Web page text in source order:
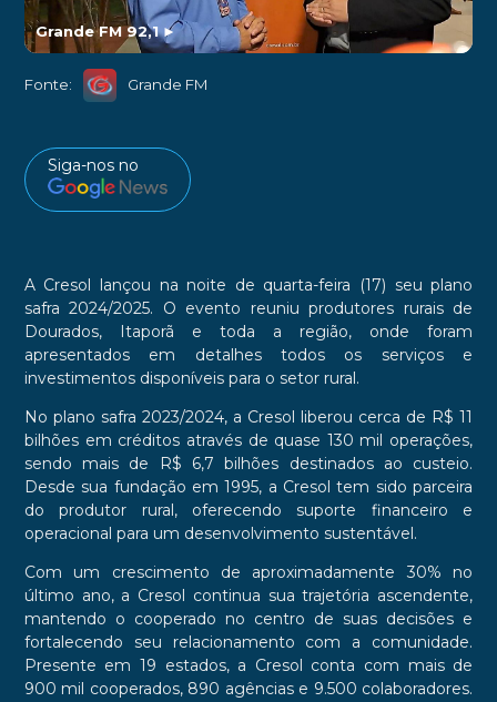
Grande FM 92,1►
Fonte: Grande FM
Siga-nos no
A Cresol lançou na noite de quarta-feira (17) seu plano
safra 2024/2025. O evento reuniu produtores rurais de
Dourados, Itaporã e toda a região, onde foram
apresentados em detalhes todos os serviços e
investimentos disponíveis para o setor rural.
No plano safra 2023/2024, a Cresol liberou cerca de R$ 11
bilhões em créditos através de quase 130 mil operações,
sendo mais de R$ 6,7 bilhões destinados ao custeio.
Desde sua fundação em 1995, a Cresol tem sido parceira
do produtor rural, oferecendo suporte financeiro e
operacional para um desenvolvimento sustentável.
Com um crescimento de aproximadamente 30% no
último ano, a Cresol continua sua trajetória ascendente,
mantendo o cooperado no centro de suas decisões e
fortalecendo seu relacionamento com a comunidade.
Presente em 19 estados, a Cresol conta com mais de
900 mil cooperados, 890 agências e 9.500 colaboradores.